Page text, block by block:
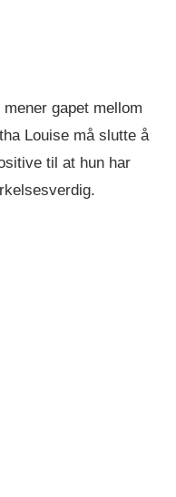
gapet mellom
Louise må slutte å
til at hun har